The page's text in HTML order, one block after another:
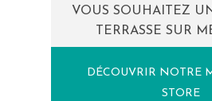
VOUS SOUHAITEZ
TERRASSE SUR
DÉCOUVRIR NOTRE
STORE